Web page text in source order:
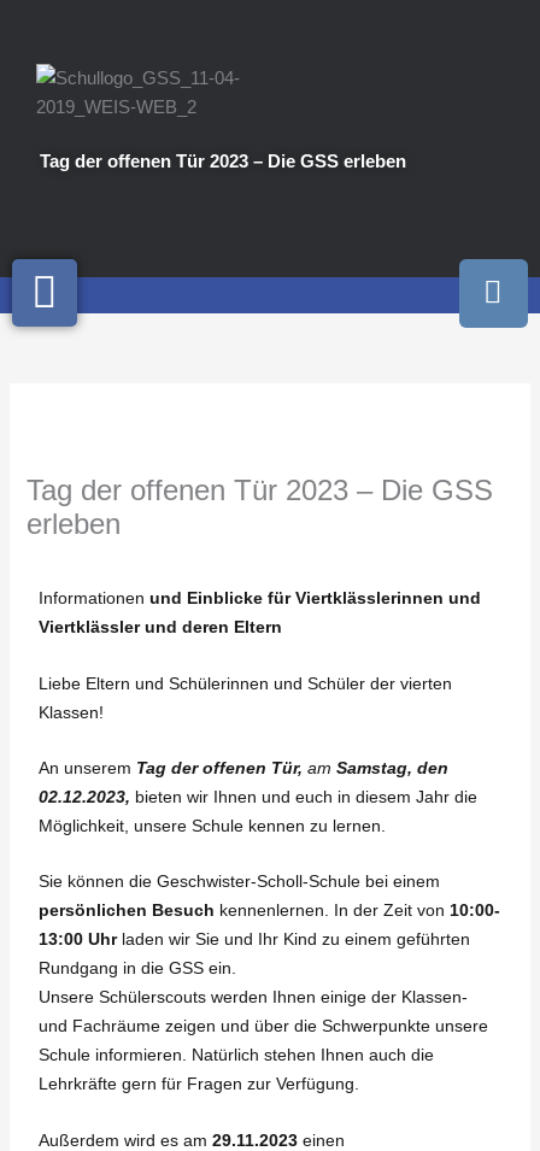
springen
Tag der offenen Tür 2023 – Die GSS erleben
I
n
s
a
Tag der offenen Tür 2023 – Die GSS
erleben
Informationen und Einblicke für Viertklässlerinnen und
Viertklässler und deren Eltern
Liebe Eltern und Schülerinnen und Schüler der vierten
Klassen!
An unserem Tag der offenen Tür,am Samstag, den
02.12.2023, bieten wir Ihnen und euch in diesem Jahr die
Möglichkeit, unsere Schule kennen zu lernen.
Sie können die Geschwister-Scholl-Schule bei einem
persönlichen Besuch kennenlernen. In der Zeit von10:00-
13:00 Uhr laden wir Sie und Ihr Kind zu einem geführten
Rundgang in die GSS ein.
Unsere Schülerscouts werden Ihnen einige der Klassen-
und Fachräume zeigen und über die Schwerpunkte unsere
Schule informieren. Natürlich stehen Ihnen auch die
Lehrkräfte gern für Fragen zur Verfügung.
Außerdem wird es am29.11.2023 einen